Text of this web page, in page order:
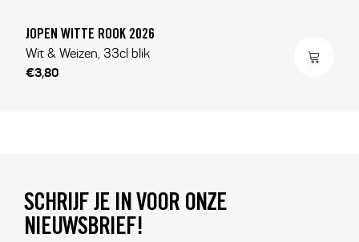
JOPEN WITTE ROOK 2026
Wit & Weizen, 33cl blik
€3,80
SCHRIJF JE IN VOOR ONZE
NIEUWSBRIEF!